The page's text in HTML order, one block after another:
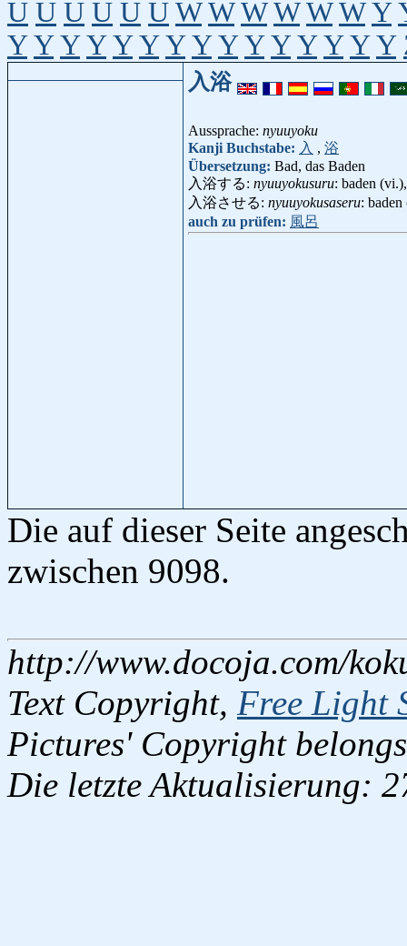
U U U U U U W W W W W W Y
Y Y Y Y Y Y Y Y Y Y Y Y Y Y Y
入浴
Aussprache: nyuuyoku
Kanji Buchstabe: 入 , 浴
Übersetzung: Bad, das Baden
入浴する: nyuuyokusuru: baden
入浴させる: nyuuyokusaseru: baden
auch zu prüfen: 風呂
Die auf dieser Seite
zwischen 9098.
http://www.docoja.com/
Text Copyright, Free Light
Pictures' Copyright
Die letzte Aktualisierung: